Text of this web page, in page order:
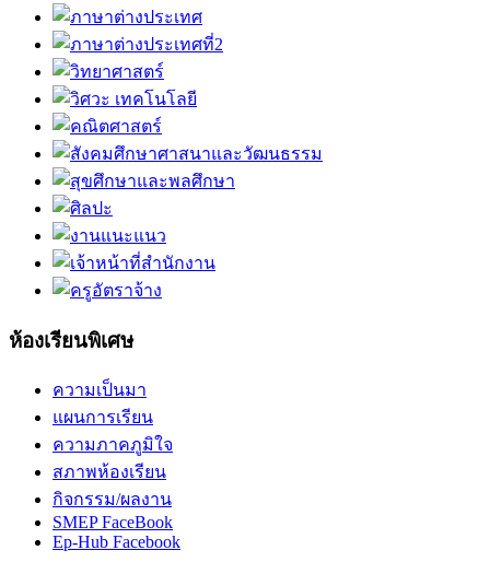
ห้องเรียนพิเศษ
ความเป็นมา
แผนการเรียน
ความภาคภูมิใจ
สภาพห้องเรียน
กิจกรรม/ผลงาน
SMEP FaceBook
Ep-Hub Facebook